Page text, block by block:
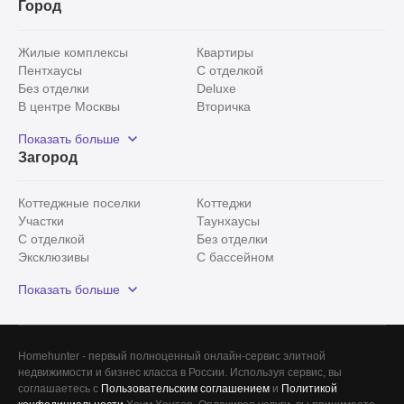
Город
Жилые комплексы
Квартиры
Пентхаусы
С отделкой
Без отделки
Deluxe
В центре Москвы
Вторичка
Рядом с парком
С панорамными окнами
Показать больше
Загород
Коттеджные поселки
Коттеджи
Участки
Таунхаусы
С отделкой
Без отделки
Эксклюзивы
С бассейном
Красногорский район
Показать больше
Homehunter - первый полноценный онлайн-сервис элитной
недвижимости и бизнес класса в России. Используя сервис, вы
соглашаетесь с Пользовательским соглашением и Политикой
Вчера